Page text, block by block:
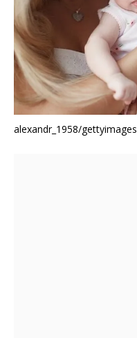
alexandr_1958/gettyimages